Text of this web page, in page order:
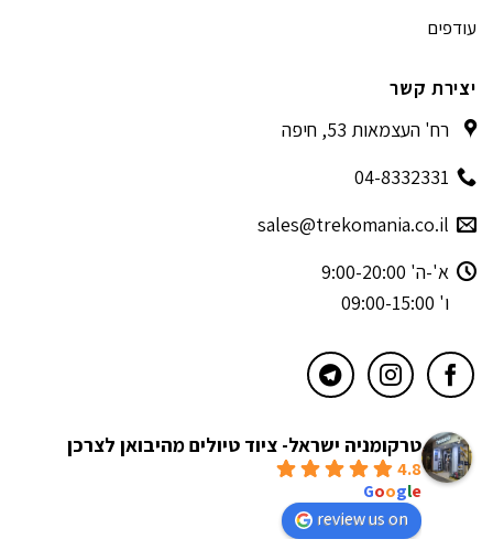
עודפים
יצירת קשר
רח' העצמאות 53, חיפה
04-8332331
sales@trekomania.co.il
א'-ה' 9:00-20:00
ו' 09:00-15:00
טרקומניה ישראל- ציוד טיולים מהיבואן לצרכן
4.8
Google
review us on